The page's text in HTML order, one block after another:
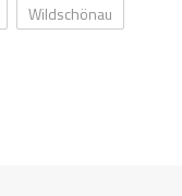
Wildschönau